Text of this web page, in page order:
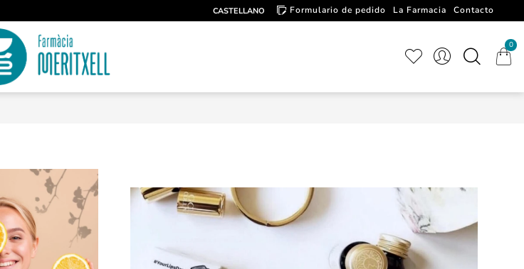
CASTELLANO Formulario de pedido La Farmacia
Contacto
0